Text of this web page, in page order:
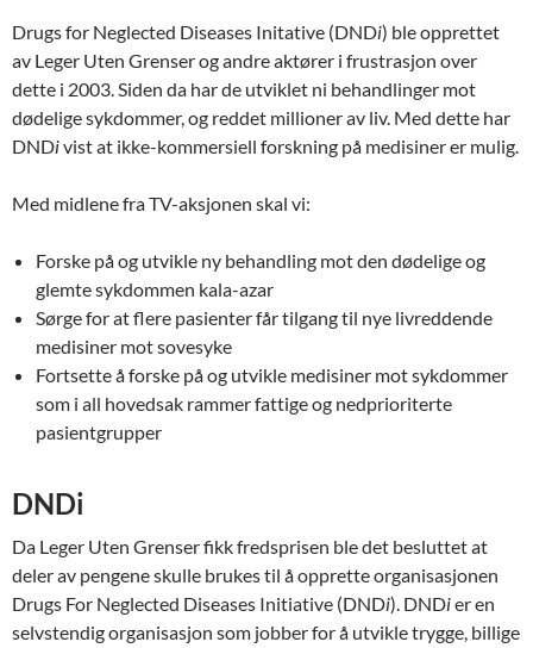
Drugs for Neglected Diseases Initative (DNDi) ble opprettet
av Leger Uten Grenser og andre aktører i frustrasjon over
dette i 2003. Siden da har de utviklet ni behandlinger mot
dødelige sykdommer, og reddet millioner av liv. Med dette har
DNDivist at ikke-kommersiell forskning på medisiner er mulig.
Med midlene fra TV-aksjonen skal vi:
Forske på og utvikle ny behandling mot den dødelige og
glemte sykdommen kala-azar
Sørge for at flere pasienter får tilgang til nye livreddende
medisiner mot sovesyke
Fortsette å forske på og utvikle medisiner mot sykdommer
som i all hovedsak rammer fattige og nedprioriterte
pasientgrupper
DNDi
Da Leger Uten Grenser fikk fredsprisen ble det besluttet at
deler av pengene skulle brukes til å opprette organisasjonen
Drugs For Neglected Diseases Initiative (DNDi). DNDier en
selvstendig organisasjon som jobber for å utvikle trygge, billige